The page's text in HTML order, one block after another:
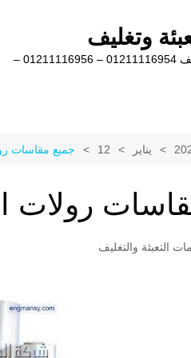
وتغليف
ماكينات تعبئة وتغليف 01211116954 – 01211116956 –
يناير 12 جميع مقاسات
رولات
التعبئة والتغليف